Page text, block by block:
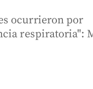
ocurrieron por
respiratoria":